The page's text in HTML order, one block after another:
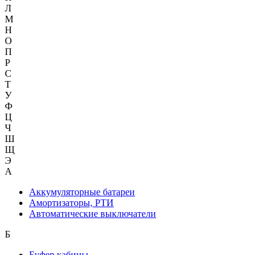
Л
М
Н
О
П
Р
С
Т
У
Ф
Ц
Ч
Ш
Щ
Э
А
Аккумуляторные батареи
Амортизаторы, РТИ
Автоматические выключатели
Б